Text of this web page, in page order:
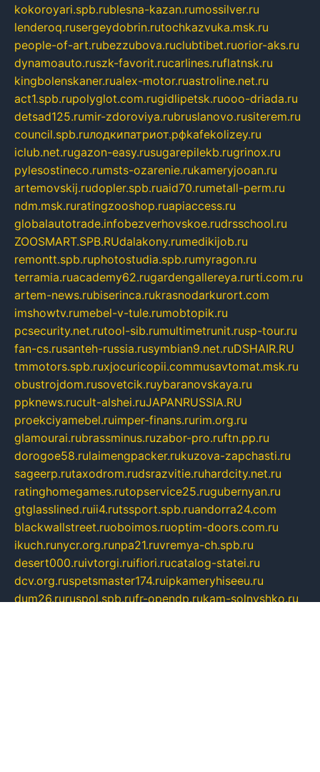
kokoroyari.spb.rublesna-kazan.rumossilver.ru
lenderoq.rusergeydobrin.rutochkazvuka.msk.ru
people-of-art.rubezzubova.ruclubtibet.ruorior-aks.ru
dynamoauto.ruszk-favorit.rucarlines.ruflatnsk.ru
kingbolenskaner.rualex-motor.ruastroline.net.ru
act1.spb.rupolyglot.com.rugidlipetsk.ruooo-driada.ru
detsad125.rumir-zdoroviya.rubruslanovo.rusiterem.ru
council.spb.ruлодкипатриот.рфkafekolizey.ru
iclub.net.rugazon-easy.rusugarepilekb.rugrinox.ru
pylesostineco.rumsts-ozarenie.rukameryjooan.ru
artemovskij.rudopler.spb.ruaid70.rumetall-perm.ru
ndm.msk.ruratingzooshop.ruapiaccess.ru
globalautotrade.infobezverhovskoe.rudrsschool.ru
ZOOSMART.SPB.RUdalakony.rumedikijob.ru
remontt.spb.ruphotostudia.spb.rumyragon.ru
terramia.ruacademy62.rugardengallereya.rurti.com.ru
artem-news.rubiserinca.rukrasnodarkurort.com
imshowtv.rumebel-v-tule.rumobtopik.ru
pcsecurity.net.rutool-sib.rumultimetrunit.rusp-tour.ru
fan-cs.rusanteh-russia.rusymbian9.net.ruDSHAIR.RU
tmmotors.spb.ruxjocuricopii.commusavtomat.msk.ru
obustrojdom.rusovetcik.ruybaranovskaya.ru
ppknews.rucult-alshei.ruJAPANRUSSIA.RU
proekciyamebel.ruimper-finans.rurim.org.ru
glamourai.rubrassminus.ruzabor-pro.ruftn.pp.ru
dorogoe58.rulaimengpacker.rukuzova-zapchasti.ru
sageerp.rutaxodrom.rudsrazvitie.ruhardcity.net.ru
ratinghomegames.rutopservice25.rugubernyan.ru
gtglasslined.ruii4.rutssport.spb.ruandorra24.com
blackwallstreet.ruoboimos.ruoptim-doors.com.ru
ikuch.runycr.org.runpa21.ruvremya-ch.spb.ru
desert000.ruivtorgi.ruifiori.rucatalog-statei.ru
dcv.org.ruspetsmaster174.ruipkameryhiseeu.ru
dum26.ruruspol.spb.rufr-opendp.rukam-solnyshko.ru